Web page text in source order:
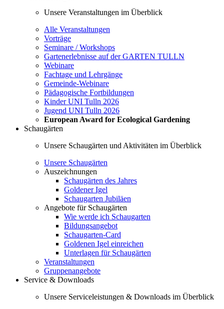
Unsere Veranstaltungen im Überblick
Alle Veranstaltungen
Vorträge
Seminare / Workshops
Gartenerlebnisse auf der GARTEN TULLN
Webinare
Fachtage und Lehrgänge
Gemeinde-Webinare
Pädagogische Fortbildungen
Kinder UNI Tulln 2026
Jugend UNI Tulln 2026
European Award for Ecological Gardening
Schaugärten
Unsere Schaugärten und Aktivitäten im Überblick
Unsere Schaugärten
Auszeichnungen
Schaugärten des Jahres
Goldener Igel
Schaugarten Jubiläen
Angebote für Schaugärten
Wie werde ich Schaugarten
Bildungsangebot
Schaugarten-Card
Goldenen Igel einreichen
Unterlagen für Schaugärten
Veranstaltungen
Gruppenangebote
Service & Downloads
Unsere Serviceleistungen & Downloads im Überblick